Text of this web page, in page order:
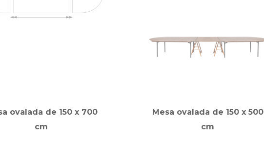
ovalada de 150 x 700
cm
Mesa ovalada de 150 x 500
cm